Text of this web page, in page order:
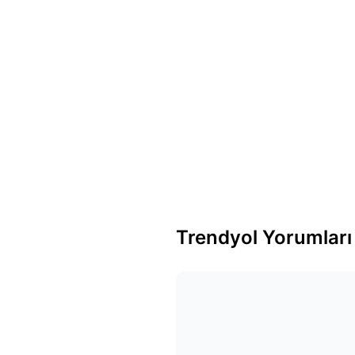
Trendyol Yorumları